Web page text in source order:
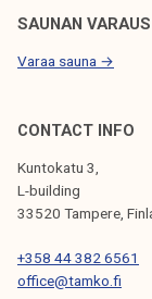
i
k
n
e
o
p
SAUNAN VARAUS
Varaa sauna →
CONTACT INFO
Kuntokatu 3,
L-building
33520 Tampere,
+358 44 382 6561
office@tamko.fi